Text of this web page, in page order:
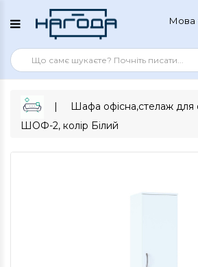
Мова
Шафа офісна,стелаж для
ШОФ-2, колір Білий